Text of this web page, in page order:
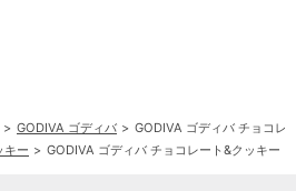
GODIVA ゴディバ
GODIVA ゴディバ チョコレ
キー
GODIVA ゴディバ チョコレート&クッキー